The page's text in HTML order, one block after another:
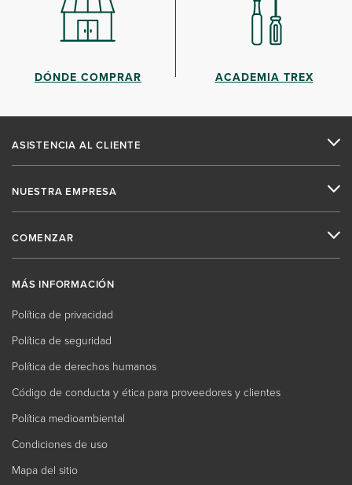
DÓNDE COMPRAR ACADEMIA TREX
ASISTENCIA AL CLIENTE
NUESTRA EMPRESA
COMENZAR
MÁS INFORMACIÓN
Política de privacidad
Política de seguridad
Política de derechos humanos
Código de conducta y ética para proveedores y clientes
Política medioambiental
Condiciones de uso
Mapa del sitio